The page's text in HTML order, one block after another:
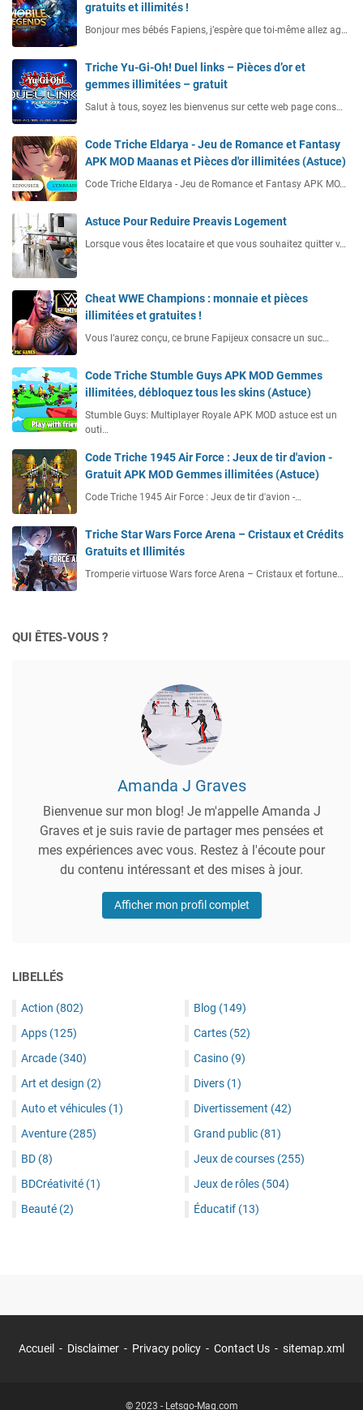
gratuits et illimités !
Bonjour mes bébés Fapiens, j’espère que toi-même allez ag…
Triche Yu-Gi-Oh! Duel links – Pièces d’or et
gemmes illimitées – gratuit
Salut à tous, soyez les bienvenus sur cette web page cons…
Code Triche Eldarya - Jeu de Romance et Fantasy
APK MOD Maanas et Pièces d'or illimitées (Astuce)
Code Triche Eldarya - Jeu de Romance et Fantasy APK MO…
Astuce Pour Reduire Preavis Logement
Lorsque vous êtes locataire et que vous souhaitez quitter v…
Cheat WWE Champions : monnaie et pièces
illimitées et gratuites !
Vous l’aurez conçu, ce brune Fapijeux consacre un suc…
Code Triche Stumble Guys APK MOD Gemmes
illimitées, débloquez tous les skins (Astuce)
Stumble Guys: Multiplayer Royale APK MOD astuce est un
outi…
Code Triche 1945 Air Force : Jeux de tir d'avion -
Gratuit APK MOD Gemmes illimitées (Astuce)
Code Triche 1945 Air Force : Jeux de tir d'avion -…
Triche Star Wars Force Arena – Cristaux et Crédits
Gratuits et Illimités
Tromperie virtuose Wars force Arena – Cristaux et fortune…
QUI ÊTES-VOUS ?
Amanda J Graves
Bienvenue sur mon blog! Je m'appelle Amanda J
Graves et je suis ravie de partager mes pensées et
mes expériences avec vous. Restez à l'écoute pour
du contenu intéressant et des mises à jour.
Afficher mon profil complet
LIBELLÉS
Action (802)
Apps (125)
Arcade (340)
Art et design (2)
Auto et véhicules (1)
Aventure (285)
BD (8)
BDCréativité (1)
Beauté (2)
Blog (149)
Cartes (52)
Casino (9)
Divers (1)
Divertissement (42)
Grand public (81)
Jeux de courses (255)
Jeux de rôles (504)
Éducatif (13)
Accueil Disclaimer Privacy policy Contact Us sitemap.xml
© 2023 - Letsgo-Mag.com